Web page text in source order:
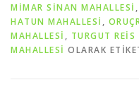
MİMAR SİNAN MAHALLESİ ,
HATUN MAHALLESİ ,
MAHALLESİ , TURGUT REİS
MAHALLESİ OLARAK